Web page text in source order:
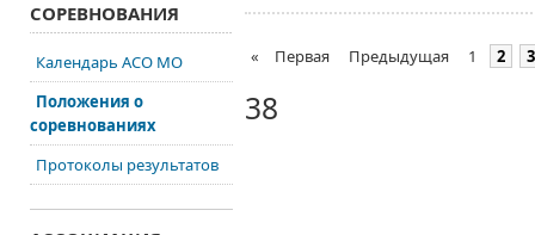
« Первая Предыдущая 1 2 3
38
СОРЕВНОВАНИЯ
Календарь АСО МО
Положения о
соревнованиях
Протоколы результатов